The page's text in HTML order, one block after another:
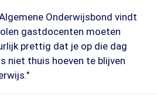
Onderwijsbond vindt
gastdocenten moeten
prettig dat je op die dag
niet thuis hoeven te blijven